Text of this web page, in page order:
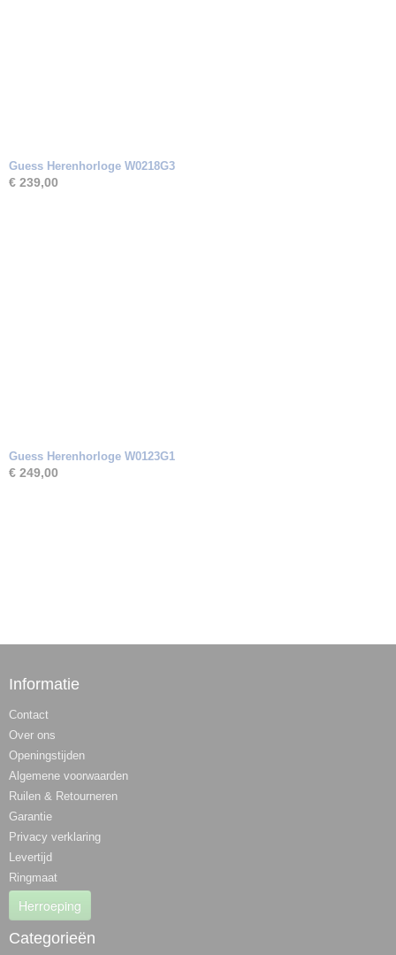
Guess Herenhorloge W0218G3
€ 239,00
Guess Herenhorloge W0123G1
€ 249,00
Informatie
Contact
Over ons
Openingstijden
Algemene voorwaarden
Ruilen & Retourneren
Garantie
Privacy verklaring
Levertijd
Ringmaat
Herroeping
Categorieën